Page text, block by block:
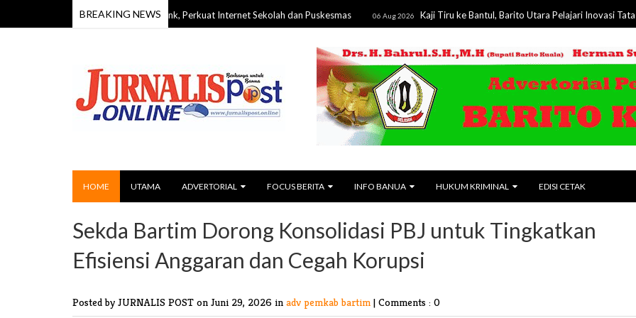
BREAKING NEWS
Terima Hibah 70 Unit Starlink, Perkuat Internet Sekolah dan Puskesmas 06 Aug 2026 Kaji Tiru ke Bantul, Barito Utara Pelajari Inovasi Tata Kelola
HOME UTAMA ADVERTORIAL FOCUS BERITA INFO BANUA HUKUM KRIMINAL EDISI CETAK
Sekda Bartim Dorong Konsolidasi PBJ untuk Tingkatkan
Efisiensi Anggaran dan Cegah Korupsi
Posted by JURNALIS POST on Juni 29, 2026 in adv pemkab bartim | Comments : 0